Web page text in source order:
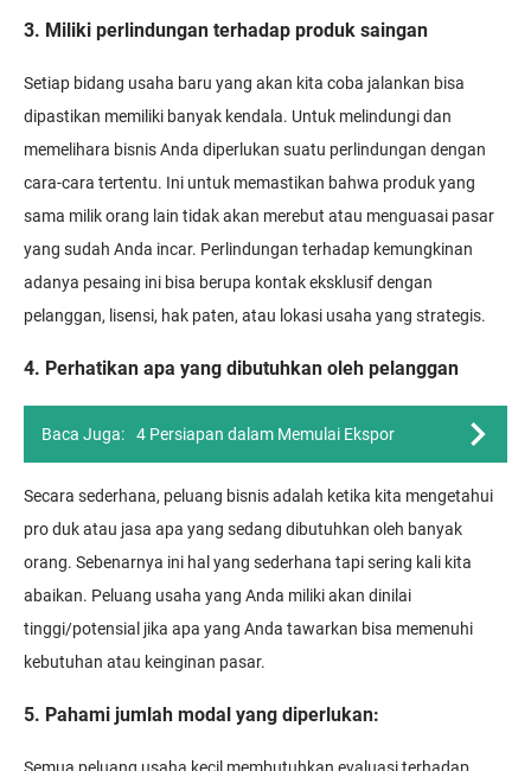
3. Miliki perlindungan terhadap produk saingan
Setiap bidang usaha baru yang akan kita coba jalankan bisa
dipastikan memiliki banyak kendala. Untuk melindungi dan
memelihara bisnis Anda diperlukan suatu perlindungan dengan
cara-cara tertentu. Ini untuk memastikan bahwa produk yang
sama milik orang lain tidak akan merebut atau menguasai pasar
yang sudah Anda incar. Perlindungan terhadap kemungkinan
adanya pesaing ini bisa berupa kontak eksklusif dengan
pelanggan, lisensi, hak paten, atau lokasi usaha yang strategis.
4. Perhatikan apa yang dibutuhkan oleh pelanggan
Baca Juga: 4 Persiapan dalam Memulai Ekspor
Secara sederhana, peluang bisnis adalah ketika kita mengetahui
pro duk atau jasa apa yang sedang dibutuhkan oleh banyak
orang. Sebenarnya ini hal yang sederhana tapi sering kali kita
abaikan. Peluang usaha yang Anda miliki akan dinilai
tinggi/potensial jika apa yang Anda tawarkan bisa memenuhi
kebutuhan atau keinginan pasar.
5. Pahami jumlah modal yang diperlukan: